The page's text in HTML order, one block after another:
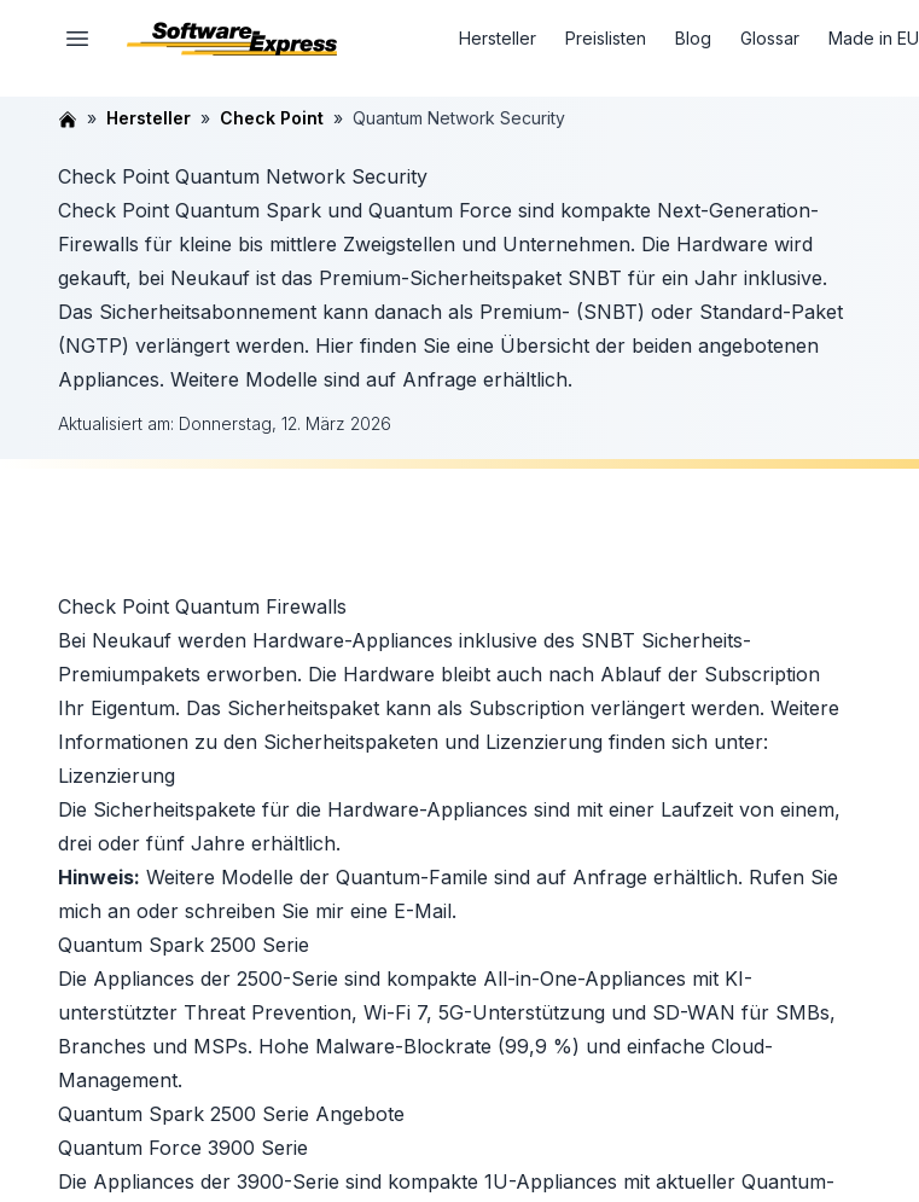
Hersteller Preislisten Blog Glossar Made in EU
Hersteller Check Point Quantum Network Security
Check Point Quantum Network Security
Check Point Quantum Spark und Quantum Force sind kompakte Next-Generation-
Firewalls für kleine bis mittlere Zweigstellen und Unternehmen. Die Hardware wird
gekauft, bei Neukauf ist das Premium-Sicherheitspaket SNBT für ein Jahr inklusive.
Das Sicherheitsabonnement kann danach als Premium- (SNBT) oder Standard-Paket
(NGTP) verlängert werden. Hier finden Sie eine Übersicht der beiden angebotenen
Appliances. Weitere Modelle sind auf Anfrage erhältlich.
Aktualisiert am: Donnerstag, 12. März 2026
Check Point Quantum Firewalls
Bei Neukauf werden Hardware-Appliances inklusive des SNBT Sicherheits-
Premiumpakets erworben. Die Hardware bleibt auch nach Ablauf der Subscription
Ihr Eigentum. Das Sicherheitspaket kann als Subscription verlängert werden. Weitere
Informationen zu den Sicherheitspaketen und Lizenzierung finden sich unter:
Lizenzierung
Die Sicherheitspakete für die Hardware-Appliances sind mit einer Laufzeit von einem,
drei oder fünf Jahre erhältlich.
Hinweis: Weitere Modelle der Quantum-Famile sind auf Anfrage erhältlich. Rufen Sie
mich an oder schreiben Sie mir eine E-Mail.
Quantum Spark 2500 Serie
Die Appliances der 2500-Serie sind kompakte All-in-One-Appliances mit KI-
unterstützter Threat Prevention, Wi-Fi 7, 5G-Unterstützung und SD-WAN für SMBs,
Branches und MSPs. Hohe Malware-Blockrate (99,9 %) und einfache Cloud-
Management.
Quantum Spark 2500 Serie Angebote
Quantum Force 3900 Serie
Die Appliances der 3900-Serie sind kompakte 1U-Appliances mit aktueller Quantum-